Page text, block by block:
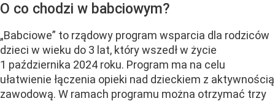
O co chodzi w babciowym?
„Babciowe” to rządowy program wsparcia dla rodziców
dzieci w wieku do 3 lat, który wszedł w życie
1 października 2024 roku. Program ma na celu
ułatwienie łączenia opieki nad dzieckiem z aktywnością
zawodową. W ramach programu można otrzymać trzy